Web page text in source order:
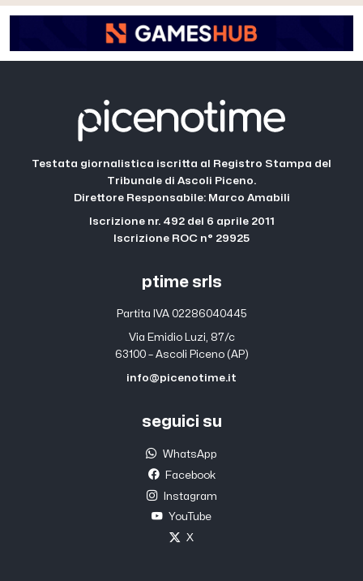
Testata giornalistica iscritta al Registro Stampa del
Tribunale di Ascoli Piceno.
Direttore Responsabile: Marco Amabili
Iscrizione nr. 492 del 6 aprile 2011
Iscrizione ROC n° 29925
ptime srls
Partita IVA 02286040445
Via Emidio Luzi, 87/c
63100 – Ascoli Piceno (AP)
info@picenotime.it
seguici su
WhatsApp
Facebook
Instagram
YouTube
X